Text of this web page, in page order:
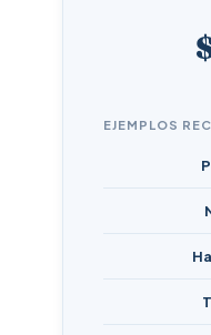
EJEMPLOS